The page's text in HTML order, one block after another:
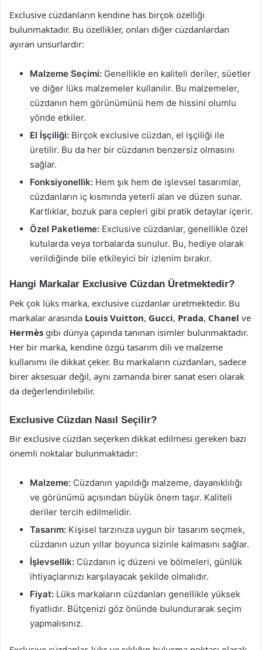
Exclusive cüzdanların kendine has birçok özelliği
bulunmaktadır. Bu özellikler, onları diğer cüzdanlardan
ayıran unsurlardır:
Malzeme Seçimi: Genellikle en kaliteli deriler, süetler
ve diğer lüks malzemeler kullanılır. Bu malzemeler,
cüzdanın hem görünümünü hem de hissini olumlu
yönde etkiler.
El İşçiliği: Birçok exclusive cüzdan, el işçiliği ile
üretilir. Bu da her bir cüzdanın benzersiz olmasını
sağlar.
Fonksiyonellik: Hem şık hem de işlevsel tasarımlar,
cüzdanların iç kısmında yeterli alan ve düzen sunar.
Kartlıklar, bozuk para cepleri gibi pratik detaylar içerir.
Özel Paketleme: Exclusive cüzdanlar, genellikle özel
kutularda veya torbalarda sunulur. Bu, hediye olarak
verildiğinde bile etkileyici bir izlenim bırakır.
Hangi Markalar Exclusive Cüzdan Üretmektedir?
Pek çok lüks marka, exclusive cüzdanlar üretmektedir. Bu
markalar arasında Louis Vuitton, Gucci, Prada, Chanel ve
Hermès gibi dünya çapında tanınan isimler bulunmaktadır.
Her bir marka, kendine özgü tasarım dili ve malzeme
kullanımı ile dikkat çeker. Bu markaların cüzdanları, sadece
birer aksesuar değil, aynı zamanda birer sanat eseri olarak
da değerlendirilebilir.
Exclusive Cüzdan Nasıl Seçilir?
Bir exclusive cüzdan seçerken dikkat edilmesi gereken bazı
önemli noktalar bulunmaktadır:
Malzeme: Cüzdanın yapıldığı malzeme, dayanıklılığı
ve görünümü açısından büyük önem taşır. Kaliteli
deriler tercih edilmelidir.
Tasarım: Kişisel tarzınıza uygun bir tasarım seçmek,
cüzdanın uzun yıllar boyunca sizinle kalmasını sağlar.
İşlevsellik: Cüzdanın iç düzeni ve bölmeleri, günlük
ihtiyaçlarınızı karşılayacak şekilde olmalıdır.
Fiyat: Lüks markaların cüzdanları genellikle yüksek
fiyatlıdır. Bütçenizi göz önünde bulundurarak seçim
yapmalısınız.